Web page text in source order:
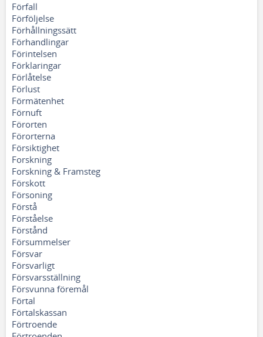
Förfall
Förföljelse
Förhållningssätt
Förhandlingar
Förintelsen
Förklaringar
Förlåtelse
Förlust
Förmätenhet
Förnuft
Förorten
Förorterna
Försiktighet
Forskning
Forskning & Framsteg
Förskott
Försoning
Förstå
Förståelse
Förstånd
Försummelser
Försvar
Försvarligt
Försvarsställning
Försvunna föremål
Förtal
Förtalskassan
Förtroende